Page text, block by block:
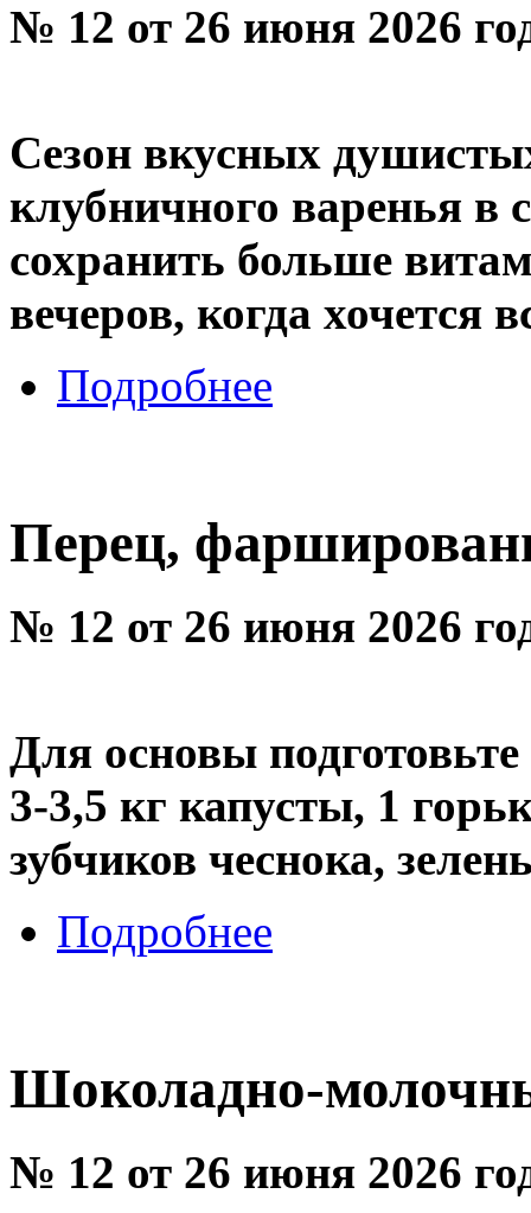
№ 12 от 26 июня 2026
Сезон вкусных
клубничного варенья в
сохранить больше
вечеров, когда хочется
Подробнее
Перец,
№ 12 от 26 июня 2026
Для основы
3-3,5 кг капусты, 1
зубчиков чеснока,
Подробнее
Шоколадно-
№ 12 от 26 июня 2026